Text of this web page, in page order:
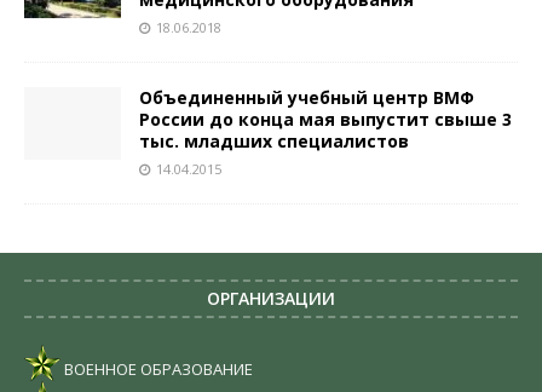
18.06.2018
Объединенный учебный центр ВМФ
России до конца мая выпустит свыше 3
тыс. младших специалистов
14.04.2015
ОРГАНИЗАЦИИ
ВОЕННОЕ ОБРАЗОВАНИЕ